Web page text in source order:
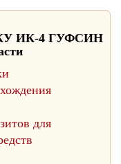
ИК-4 ГУФСИН
для